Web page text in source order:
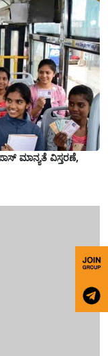
ಮಾನ್ಯತೆ ವಿಸ್ತರಣೆ,